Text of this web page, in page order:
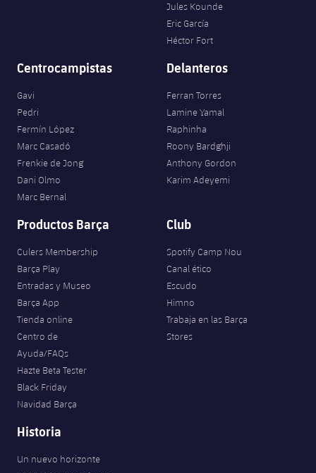
Jules Kounde
Eric García
Héctor Fort
Centrocampistas
Gavi
Pedri
Fermín López
Marc Casadó
Frenkie de Jong
Dani Olmo
Marc Bernal
Delanteros
Ferran Torres
Lamine Yamal
Raphinha
Roony Bardghji
Anthony Gordon
Karim Adeyemi
Productos Barça
Culers Membership
Barça Play
Entradas y Museo
Barça App
Tienda online
Centro de
Ayuda/FAQs
Hazte Beta Tester
Black Friday
Navidad Barça
Club
Spotify Camp Nou
Canal ético
Escudo
Himno
Trabaja en las Barça
Stores
Historia
Un nuevo horizonte